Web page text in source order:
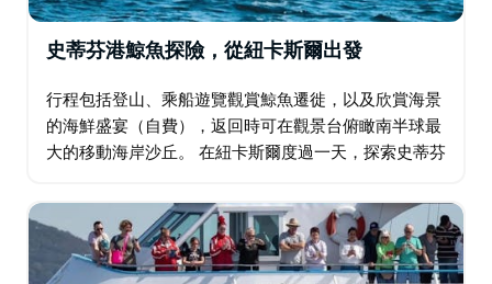
史蒂芬港鯨魚探險，從紐卡斯爾出發
行程包括登山、乘船遊覽觀賞鯨魚遷徙，以及欣賞海景
的海鮮盛宴（自費），返回時可在觀景台俯瞰南半球最
大的移動海岸沙丘。 在紐卡斯爾度過一天，探索史蒂芬
這一日遊中，您將： 首先開始令人興奮的一小時山健
行…